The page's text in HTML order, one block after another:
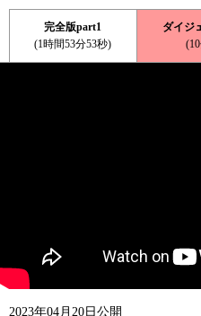
完全版part1
(1時間53分53秒)
ダイジ
2023年04月20日公開